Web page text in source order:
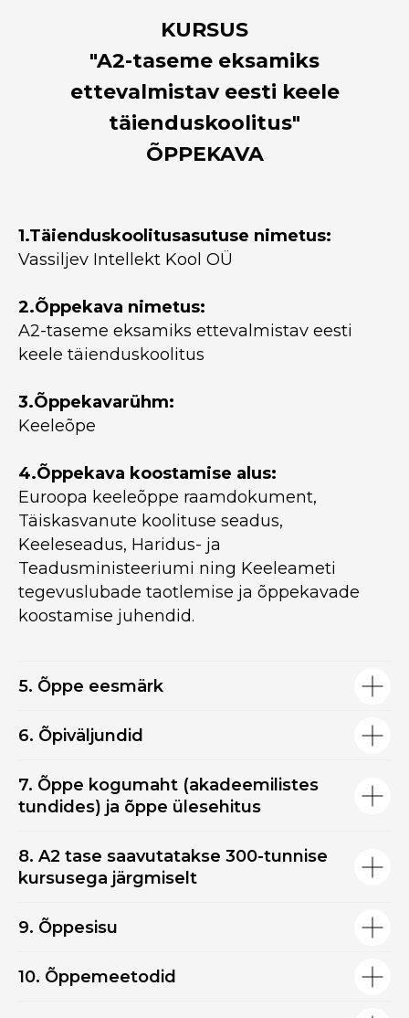
KURSUS
"A2-taseme eksamiks
ettevalmistav eesti keele
täienduskoolitus"
ÕPPEKAVA
1.Täienduskoolitusasutuse nimetus:
Vassiljev Intellekt Kool OÜ
2.Õppekava nimetus:
A2-taseme eksamiks ettevalmistav eesti
keele täienduskoolitus
3.Õppekavarühm:
Keeleõpe
4.Õppekava koostamise alus:
Euroopa keeleõppe raamdokument,
Täiskasvanute koolituse seadus,
Keeleseadus, Haridus- ja
Teadusministeeriumi ning Keeleameti
tegevuslubade taotlemise ja õppekavade
koostamise juhendid.
5. Õppe eesmärk
6. Õpiväljundid
7. Õppe kogumaht (akadeemilistes
tundides) ja õppe ülesehitus
8. A2 tase saavutatakse 300-tunnise
kursusega järgmiselt
9. Õppesisu
10. Õppemeetodid